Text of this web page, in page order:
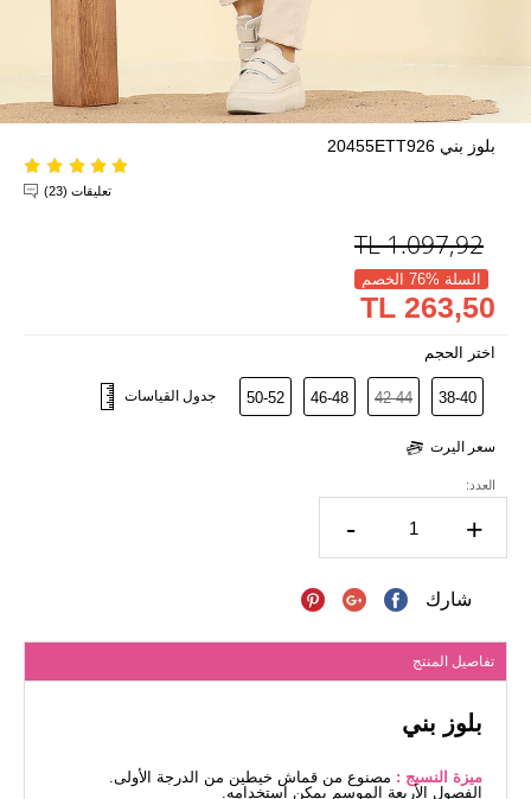
بلوز بني 20455ETT926
تعليقات (23)
1.097,92
TL
السلة %76 الخصم
263,50 TL
اختر الحجم
38-40
42-44
46-48
50-52 جدول القياسات
سعر اليرت
العدد:
- +
شارك
تفاصيل المنتج
بلوز بني
ميزة النسيج : مصنوع من قماش خيطين من الدرجة الأولى.
الفصول الأربعة الموسم يمكن استخدامه.